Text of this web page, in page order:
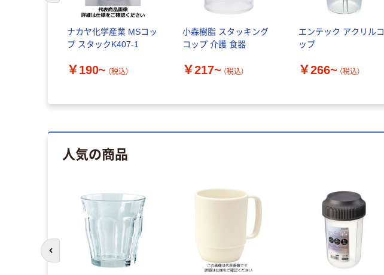
ナカヤ化学産業 MSコッ
プ スタックK407-1
￥190~ （税込）
小森樹脂 スタッキング
コップ 介護 食器
￥217~ （税込）
エンテック アクリルコ
ップ
￥266~ （税込）
人気の商品
前のスライドへ